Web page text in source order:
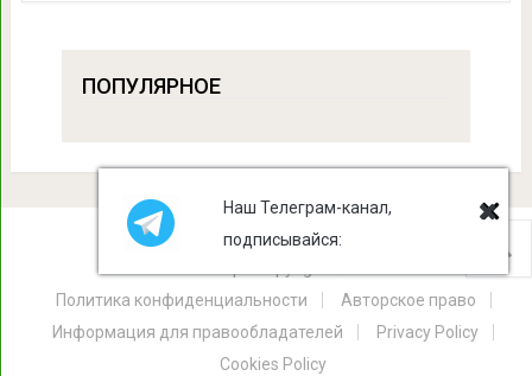
ПОПУЛЯРНОЕ
Политика конфиденциальности
Авторское право
Информация для правообладателей
Privacy Policy
Cookies Policy
Наш Телеграм-канал,
подписывайся: